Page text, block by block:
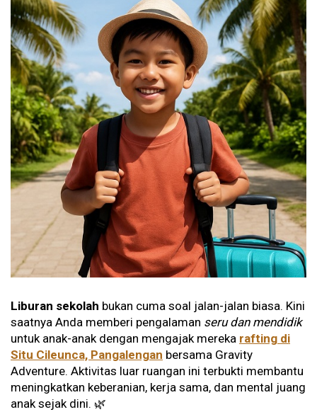
Liburan sekolah bukan cuma soal jalan-jalan biasa. Kini
saatnya Anda memberi pengalaman seru dan mendidik
untuk anak-anak dengan mengajak mereka rafting di
Situ Cileunca, Pangalengan bersama Gravity
Adventure. Aktivitas luar ruangan ini terbukti membantu
meningkatkan keberanian, kerja sama, dan mental juang
anak sejak dini. 🌿